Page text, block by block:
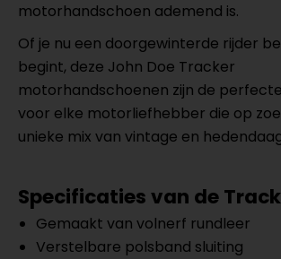
motorhandschoen ademend is.
Of je nu een doorgewinterde rijder
begint, deze John Doe Tracker
motorhandschoenen zijn de
voor elke motorliefhebber die op
unieke mix van vintage en
Specificaties van de
Gemaakt van volnerf rundleer
Verstelbare polsband sluiting